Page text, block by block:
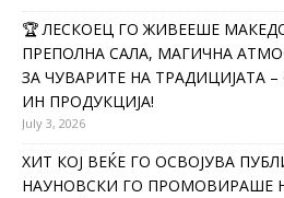
🏆 ЛЕСКОЕЦ ГО ЖИВЕЕШЕ
ПРЕПОЛНА САЛА, МАГИЧНА
ЗА ЧУВАРИТЕ НА ТРАДИЦИЈАТА
ИН ПРОДУКЦИЈА!
July 3, 2026
ХИТ КОЈ ВЕЌЕ ГО ОСВОЈУВА
НАУНОВСКИ ГО ПРОМОВИРАШЕ